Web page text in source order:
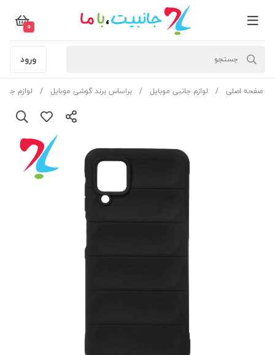
0
ورود
صفحه اصلی لوازم جانبی موبایل براساس برند گوشی موبایل لوازم